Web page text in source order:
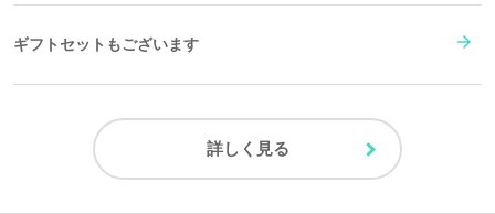
ギフトセットもございます
詳しく見る